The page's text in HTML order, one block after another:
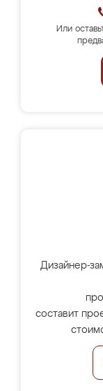
Или
Дизайнер-
составит